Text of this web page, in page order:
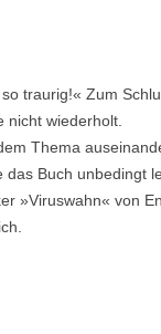
traurig!« Zum
wiederholt.
Thema
Buch unbedingt
»Viruswahn« von